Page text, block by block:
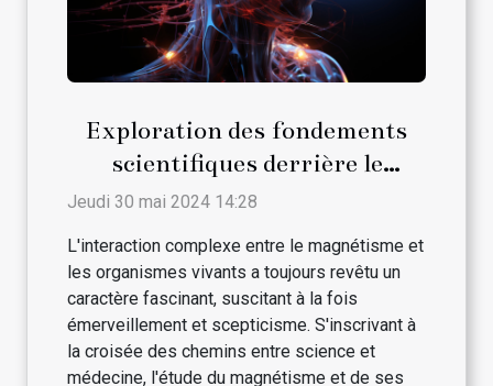
Exploration des fondements
scientifiques derrière le
magnétisme et son interaction
conventionnels
Jeudi 30 mai 2024 14:28
L'interaction complexe entre le magnétisme et
les organismes vivants a toujours revêtu un
caractère fascinant, suscitant à la fois
émerveillement et scepticisme. S'inscrivant à
la croisée des chemins entre science et
médecine, l'étude du magnétisme et de ses